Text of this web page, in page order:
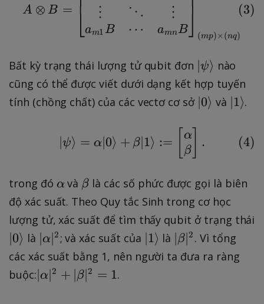
m
e
s
}
\
e
s
q
}
A ⊗ B = ⎣ ⋮
am1 B
⋱
⋯
⋮
amnB⎦ (mp)×(nq)
(3)
Bất kỳ trạng thái lượng tử qubit đơn \
k
e
t
\
i
}
∣ψ⟩ nào
cũng có thể được viết dưới dạng kết hợp tuyến
tính (chồng chất) của các vectơ cơ sở \
t
}
∣0⟩ và \
1
}
∣1⟩.
|\psi\rangle = \alpha
∣ψ⟩ = α∣0⟩ + β∣1⟩ :=
α
β
. (4)
trong đó \
a
p
h
a
α và \
b
t
a
β là các số phức được gọi là biên
độ xác suất. Theo Quy tắc Sinh trong cơ học
lượng tử, xác suất để tìm thấy qubit ở trạng thái
\
k
e
t
∣0⟩ là |
\
a
l
∣α∣2 ; và xác suất của \
k
e
∣1⟩ là |
\
∣β∣2 . Vì tổng
các xác suất bằng 1, nên người ta đưa ra ràng
buộc:|\
∣α∣2 + ∣β∣2 = 1.